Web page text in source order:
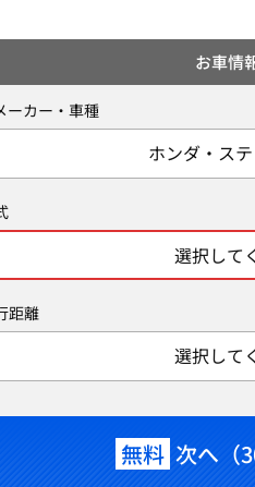
お車情
ーカー・車種
ホンダ・ス
選択して
距離
選択して
無料 次へ（